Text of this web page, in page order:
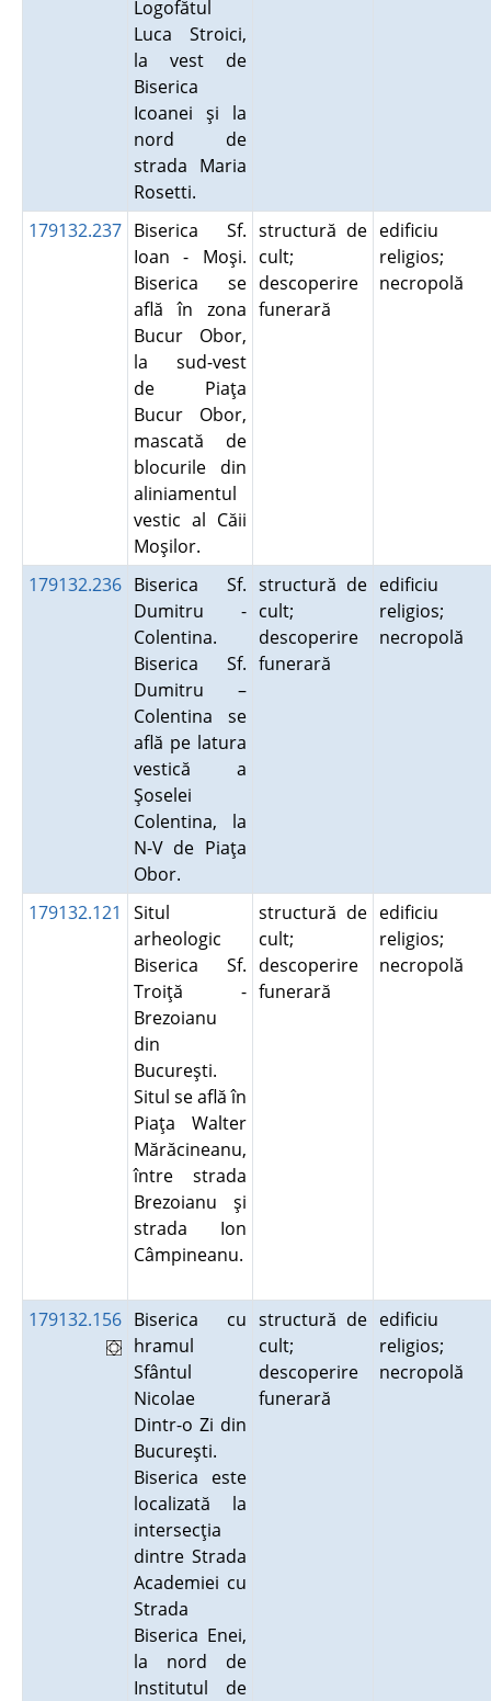
Logofătul
Luca Stroici,
la vest de
Biserica
Icoanei şi la
nord de
strada Maria
Rosetti.
179132.237 Biserica Sf.
Ioan - Moşi.
Biserica se
află în zona
Bucur Obor,
la sud-vest
de Piaţa
Bucur Obor,
mascată de
blocurile din
aliniamentul
vestic al Căii
Moşilor.
structură de
cult;
descoperire
funerară
edificiu
religios;
necropolă
179132.236 Biserica Sf.
Dumitru -
Colentina.
Biserica Sf.
Dumitru –
Colentina se
află pe latura
vestică a
Şoselei
Colentina, la
N-V de Piaţa
Obor.
structură de
cult;
descoperire
funerară
edificiu
religios;
necropolă
179132.121
Situl
arheologic
Biserica Sf.
Troiţă -
Brezoianu
din
Bucureşti.
Situl se află în
Piaţa Walter
Mărăcineanu,
între strada
Brezoianu şi
strada Ion
Câmpineanu.
structură de
cult;
descoperire
funerară
edificiu
religios;
necropolă
179132.156 Biserica cu
hramul
Sfântul
Nicolae
Dintr-o Zi din
Bucureşti.
Biserica este
localizată la
intersecţia
dintre Strada
Academiei cu
Strada
Biserica Enei,
la nord de
Institutul de
structură de
cult;
descoperire
funerară
edificiu
religios;
necropolă